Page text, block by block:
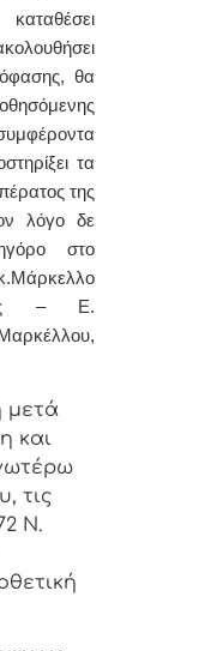
θα
τα
της
λόγο δε
στο
Μάρκελλο
– Ε.
μετά
και
τις
Ν.